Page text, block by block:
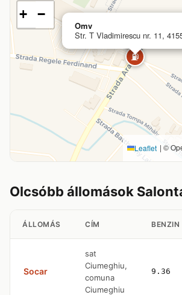
⛽
Omv
Str. T Vladimirescu nr. 11,
+ −
Leaflet | ©
Olcsóbb állomások
ÁLLOMÁS CÍM BENZIN
Socar
sat
Ciumeghiu,
comuna
Ciumeghiu
9.36